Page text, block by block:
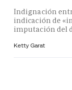
Indignación
indicación de
imputación del
Ketty Garat